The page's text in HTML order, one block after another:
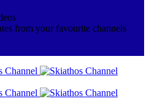
from your favourite channels